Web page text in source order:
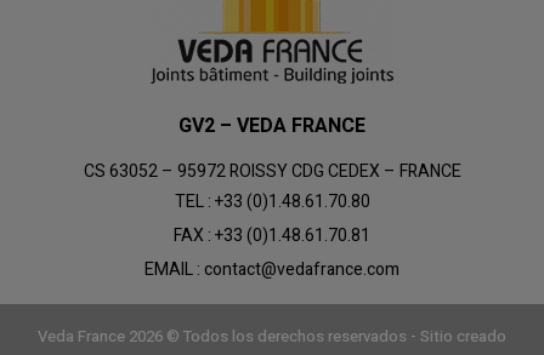
GV2 – VEDA FRANCE
CS 63052 – 95972 ROISSY CDG CEDEX – FRANCE
TEL :+33 (0)1.48.61.70.80
FAX :+33 (0)1.48.61.70.81
EMAIL :contact@vedafrance.com
Veda France 2026 © Todos los derechos reservados - Sitio creado